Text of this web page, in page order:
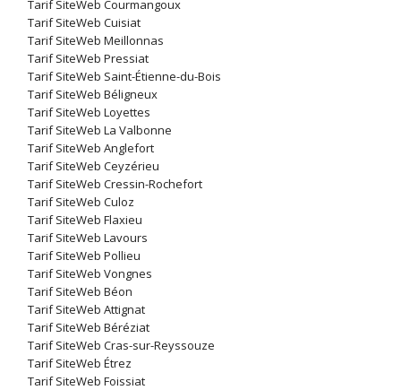
Tarif SiteWeb Courmangoux
Tarif SiteWeb Cuisiat
Tarif SiteWeb Meillonnas
Tarif SiteWeb Pressiat
Tarif SiteWeb Saint-Étienne-du-Bois
Tarif SiteWeb Béligneux
Tarif SiteWeb Loyettes
Tarif SiteWeb La Valbonne
Tarif SiteWeb Anglefort
Tarif SiteWeb Ceyzérieu
Tarif SiteWeb Cressin-Rochefort
Tarif SiteWeb Culoz
Tarif SiteWeb Flaxieu
Tarif SiteWeb Lavours
Tarif SiteWeb Pollieu
Tarif SiteWeb Vongnes
Tarif SiteWeb Béon
Tarif SiteWeb Attignat
Tarif SiteWeb Béréziat
Tarif SiteWeb Cras-sur-Reyssouze
Tarif SiteWeb Étrez
Tarif SiteWeb Foissiat